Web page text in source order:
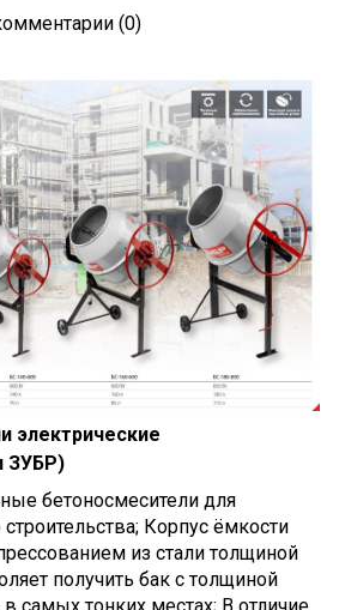
(0)
электрические
ЗУБР)
бетоносмесители для
Корпус ёмкости
из стали толщиной
получить бак с толщиной